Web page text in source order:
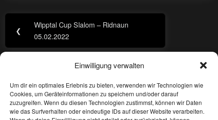
Einwilligung verwalten
Um dir ein optimales Erlebnis zu bieten, verwenden wir Technologien wie
Cookies, um Geräteinformationen zu speichern und/oder darauf
zuzugreifen. Wenn du diesen Technologien zustimmst, können wir Daten
wie das Surfverhalten oder eindeutige IDs auf dieser Website verarbeiten.
Beitragsnavigation
❮
Previous
Post:
Wipptal Cup Slalom – Ridnaun
05.02.2022
Next
Post:
Vereinsrennen 2022 – Langlauf ❯
Schreibe einen Kommentar